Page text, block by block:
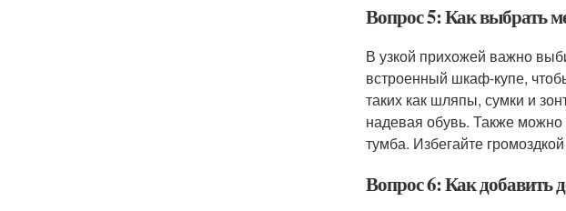
Вопрос 5: Как выбрать
В узкой прихожей важно
встроенный шкаф-купе,
таких как шляпы, сумки и
надевая обувь. Также можно
тумба. Избегайте
Вопрос 6: Как добавить